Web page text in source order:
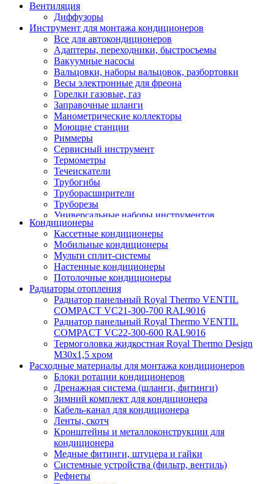
Вентиляция
Диффузоры
Инструмент для монтажа кондиционеров
Все для автокондиционеров
Адаптеры, переходники, быстросъемы
Вакуумные насосы
Вальцовки, наборы вальцовок, разбортовки
Весы электронные для фреона
Горелки газовые, газ
Заправочные шланги
Манометрические коллекторы
Моющие станции
Риммеры
Сервисный инструмент
Термометры
Течеискатели
Трубогибы
Труборасширители
Труборезы
Универсальные наборы инструментов
Кондиционеры
Кассетные кондиционеры
Мобильные кондиционеры
Мульти сплит-системы
Настенные кондиционеры
Потолочные кондиционеры
Радиаторы отопления
Радиатор панельный Royal Thermo VENTIL
COMPACT VC21-300-700 RAL9016
Радиатор панельный Royal Thermo VENTIL
COMPACT VC22-300-600 RAL9016
Термоголовка жидкостная Royal Thermo Design
M30х1,5 хром
Расходные материалы для монтажа кондиционеров
Блоки ротации кондиционеров
Дренажная система (шланги, фитинги)
Зимний комплект для кондиционера
Кабель-канал для кондиционера
Ленты, скотч
Кронштейны и металлоконструкции для
кондиционера
Медные фитинги, штуцера и гайки
Системные устройства (фильтр, вентиль)
Рефнеты